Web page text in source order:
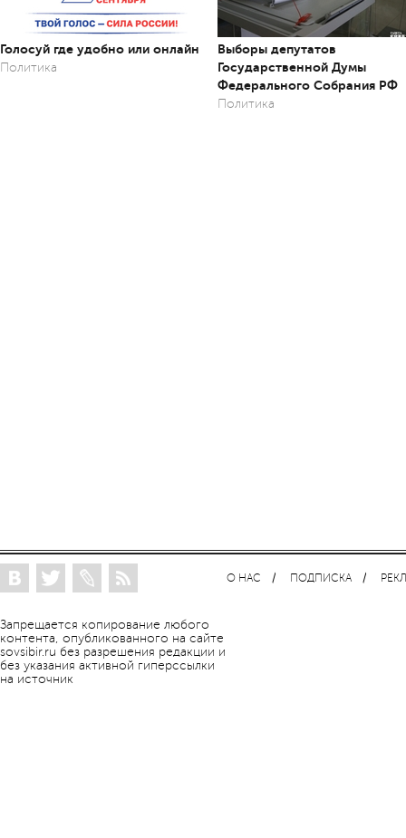
Голосуй где удобно или онлайн
Политика
Выборы депутатов
Государственной Думы
Федерального Собрания РФ
Политика
Запрещается копирование любого
контента, опубликованного на сайте
sovsibir.ru без разрешения редакции и
без указания активной гиперссылки
на источник
О НАС ПОДПИСКА